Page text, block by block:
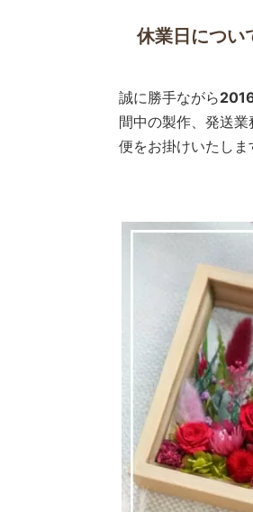
休業日につい
誠に勝手ながら
間中の製作、発送業
便をお掛けいたしま